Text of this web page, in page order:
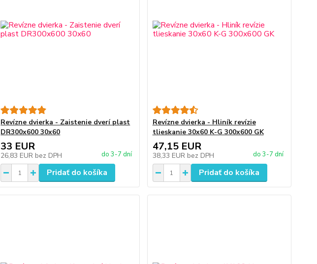
Revízne dvierka - Zaistenie dverí plast
DR300x600 30x60
33 EUR
26,83 EUR bez DPH do 3-7 dní
Pridať do košíka
Revízne dvierka - Hliník revízie
tlieskanie 30x60 K-G 300x600 GK
47,15 EUR
38,33 EUR bez DPH do 3-7 dní
Pridať do košíka